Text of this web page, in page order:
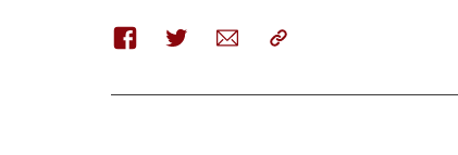
FacebookTwitterE-
mail
Copy